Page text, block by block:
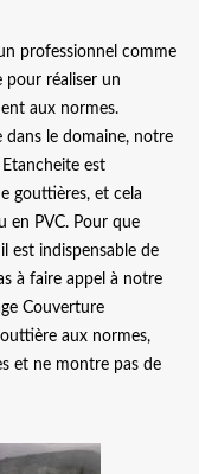
professionnel comme
pour réaliser un
aux normes.
dans le domaine, notre
est
gouttières, et cela
en PVC. Pour que
est indispensable de
à faire appel à notre
Couverture
aux normes,
et ne montre pas de